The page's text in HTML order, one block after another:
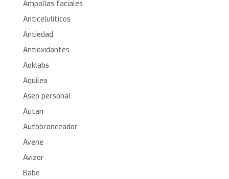
Ampollas faciales
Anticelulíticos
Antiedad
Antioxidantes
Aoklabs
Aquilea
Aseo personal
Autan
Autobronceador
Avene
Avizor
Babe